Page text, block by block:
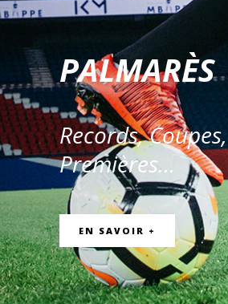
PALMARÈS
Records, Coupes,
Premières…
EN SAVOIR +